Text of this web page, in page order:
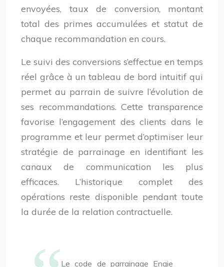
envoyées, taux de conversion, montant
total des primes accumulées et statut de
chaque recommandation en cours.
Le suivi des conversions s’effectue en temps
réel grâce à un tableau de bord intuitif qui
permet au parrain de suivre l’évolution de
ses recommandations. Cette transparence
favorise l’engagement des clients dans le
programme et leur permet d’optimiser leur
stratégie de parrainage en identifiant les
canaux de communication les plus
efficaces. L’historique complet des
opérations reste disponible pendant toute
la durée de la relation contractuelle.
Le code de parrainage Engie